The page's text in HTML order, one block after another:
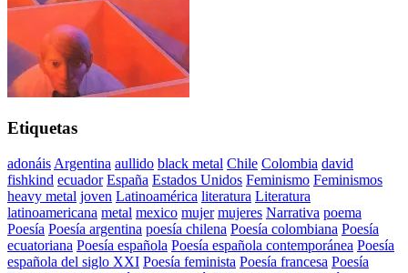
Etiquetas
adonáis Argentina aullido black metal Chile Colombia david
fishkind ecuador España Estados Unidos Feminismo Feminismos
heavy metal joven Latinoamérica literatura Literatura
latinoamericana metal mexico mujer mujeres Narrativa poema
Poesía Poesía argentina poesía chilena Poesía colombiana Poesía
ecuatoriana Poesía española Poesía española contemporánea Poesía
española del siglo XXI Poesía feminista Poesía francesa Poesía